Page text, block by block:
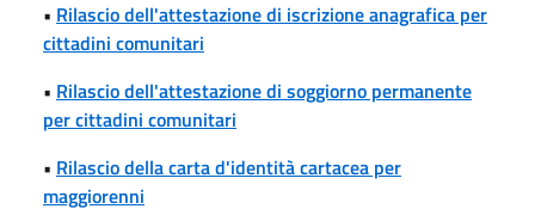
• Rilascio dell'attestazione di iscrizione anagrafica per
cittadini comunitari
• Rilascio dell'attestazione di soggiorno permanente
per cittadini comunitari
• Rilascio della carta d'identità cartacea per
maggiorenni